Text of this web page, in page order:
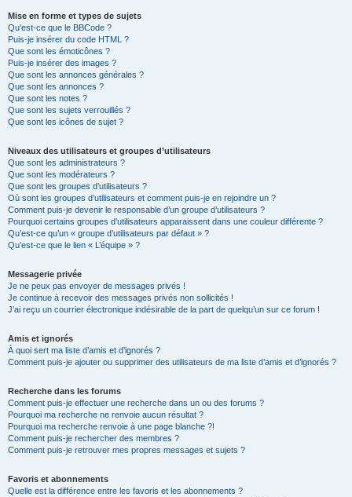
Mise en forme et types de sujets
Qu’est-ce que le BBCode ?
Puis-je insérer du code HTML ?
Que sont les émoticônes ?
Puis-je insérer des images ?
Que sont les annonces générales ?
Que sont les annonces ?
Que sont les notes ?
Que sont les sujets verrouillés ?
Que sont les icônes de sujet ?
Niveaux des utilisateurs et groupes d’utilisateurs
Que sont les administrateurs ?
Que sont les modérateurs ?
Que sont les groupes d’utilisateurs ?
Où sont les groupes d’utilisateurs et comment puis-je en rejoindre un ?
Comment puis-je devenir le responsable d’un groupe d’utilisateurs ?
Pourquoi certains groupes d’utilisateurs apparaissent dans une couleur différente ?
Qu’est-ce qu’un « groupe d’utilisateurs par défaut » ?
Qu’est-ce que le lien « L’équipe » ?
Messagerie privée
Je ne peux pas envoyer de messages privés !
Je continue à recevoir des messages privés non sollicités !
J’ai reçu un courrier électronique indésirable de la part de quelqu’un sur ce forum !
Amis et ignorés
À quoi sert ma liste d’amis et d’ignorés ?
Comment puis-je ajouter ou supprimer des utilisateurs de ma liste d’amis et d’ignorés ?
Recherche dans les forums
Comment puis-je effectuer une recherche dans un ou des forums ?
Pourquoi ma recherche ne renvoie aucun résultat ?
Pourquoi ma recherche renvoie à une page blanche ?!
Comment puis-je rechercher des membres ?
Comment puis-je retrouver mes propres messages et sujets ?
Favoris et abonnements
Quelle est la différence entre les favoris et les abonnements ?